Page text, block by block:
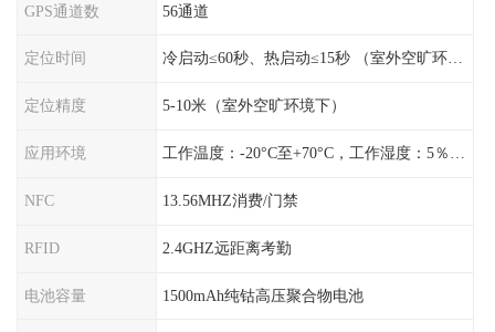
GPS通道数 56通道
定位时间 冷启动≤60秒、热启动≤15秒 （室外空旷环境）
定位精度 5-10米（室外空旷环境下）
应用环境
NFC 13.56MHZ消费/门禁
RFID 2.4GHZ远距离考勤
电池容量 1500mAh纯钴高压聚合物电池